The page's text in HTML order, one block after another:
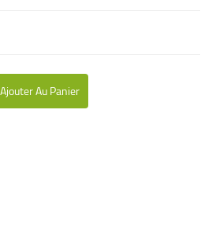
Ajouter Au Panier